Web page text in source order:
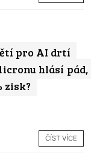
pro AI drtí
hlásí pád,
zisk?
ČÍST VÍCE